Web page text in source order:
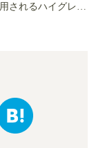
されるハイグレー